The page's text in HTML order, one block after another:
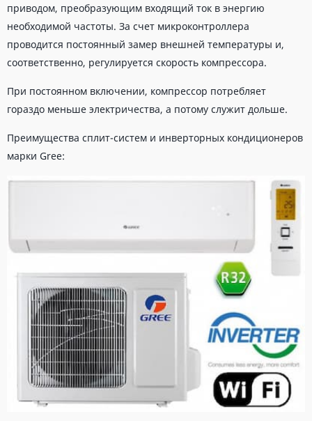
приводом, преобразующим входящий ток в энергию
необходимой частоты. За счет микроконтроллера
проводится постоянный замер внешней температуры и,
соответственно, регулируется скорость компрессора.
При постоянном включении, компрессор потребляет
гораздо меньше электричества, а потому служит дольше.
Преимущества сплит-систем и инверторных кондиционеров
марки Gree: